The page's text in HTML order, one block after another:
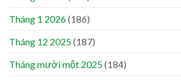
Tháng 1 2026(186)
Tháng 12 2025(187)
Tháng mười một 2025(184)